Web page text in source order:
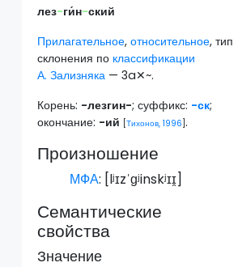
лез-ги́н-ский
Прилагательное,относительное, тип
склонения по классификации
А. Зализняка — 3a✕~.
Корень: -лезгин-; суффикс: -ск;
окончание: -ий [Тихонов, 1996 ].
Произношение
МФА: [lʲɪzˈɡʲinskʲɪɪ̯]
Семантические
свойства
Значение